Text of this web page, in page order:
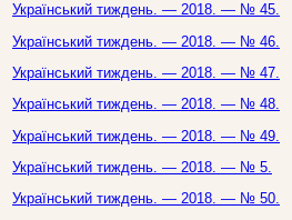
Український тиждень. — 2018. — № 45.
Український тиждень. — 2018. — № 46.
Український тиждень. — 2018. — № 47.
Український тиждень. — 2018. — № 48.
Український тиждень. — 2018. — № 49.
Український тиждень. — 2018. — № 5.
Український тиждень. — 2018. — № 50.